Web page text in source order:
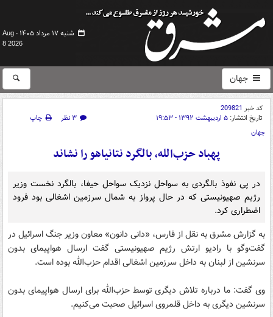
شنبه ۱۷ مرداد ۱۴۰۵ -
Aug
8 2026
جهان
کد خبر 209821
تاریخ انتشار: ۵ اردیبهشت ۱۳۹۲ - ۱۹:۵۳ ۳ نظر
چاپ
جهان
پهباد حزب‌الله، بالگرد نتانیاهو را نشاند
در پی نفوذ بالگردی به سواحل نزدیک سواحل حیفا،‌ بالگرد نخست وزیر
رژیم صهیونیستی که در حال پرواز به شمال سرزمین اشغالی بود فرود
اضطراری کرد.
به گزارش مشرق به نقل از فارس، «دانی دانون» معاون وزیر جنگ اسرائیل در
گفت‌وگو با رادیو ارتش رژیم صهیونیستی گفت ارسال هواپیمای بدون
سرنشین از لبنان به داخل سرزمین اشغالی اقدام حزب‌الله بوده است.
وی گفت: ما درباره تلاش دیگری توسط حزب‌الله برای ارسال هواپیمای بدون
سرنشین دیگری به داخل قلمروی اسرائیل صحبت می‌کنیم.